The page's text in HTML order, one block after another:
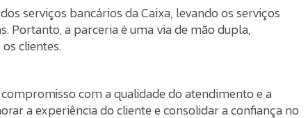
serviços bancários da Caixa, levando os serviços
Portanto, a parceria é uma via de mão dupla,
clientes.
com a qualidade do atendimento e a
a experiência do cliente e consolidar a confiança no